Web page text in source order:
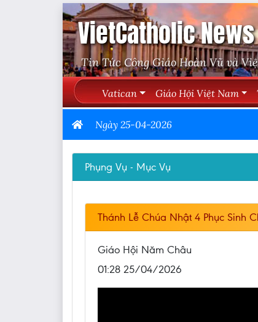
VietCatholic News
Tin Tức Công Giáo Hoàn Vũ và
Vatican Giáo Hội Việt Nam
Ngày 25-04-2026
Phụng Vụ - Mục Vụ
Thánh Lễ Chúa Nhật 4 Phục Sinh
Giáo Hội Năm Châu
01:28 25/04/2026